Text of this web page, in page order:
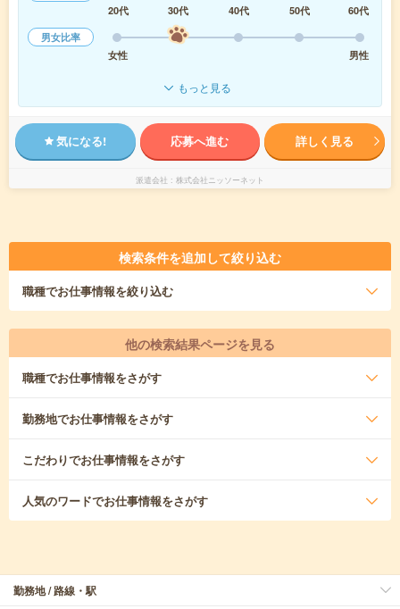
20代
30代 40代 50代
60代
男女比率
女性
男性
もっと見る
気になる! 応募へ進む 詳しく見る
派遣会社 株式会社ニッソーネット
検索条件を追加して絞り込む
職種でお仕事情報を絞り込む
他の検索結果ページを見る
職種でお仕事情報をさがす
勤務地でお仕事情報をさがす
こだわりでお仕事情報をさがす
人気のワードでお仕事情報をさがす
勤務地 / 路線・駅